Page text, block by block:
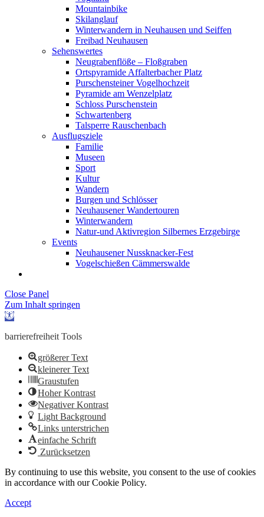
Mountainbike
Skilanglauf
Winterwandern in Neuhausen und Seiffen
Freibad Neuhausen
Sehenswertes
Neugrabenflöße – Floßgraben
Ortspyramide Affalterbacher Platz
Purschensteiner Vogelhochzeit
Pyramide am Wenzelplatz
Schloss Purschenstein
Schwartenberg
Talsperre Rauschenbach
Ausflugsziele
Familie
Museen
Sport
Kultur
Wandern
Burgen und Schlösser
Neuhausener Wandertouren
Winterwandern
Natur-und Aktivregion Silbernes Erzgebirge
Events
Neuhausener Nussknacker-Fest
Vogelschießen Cämmerswalde
Close Panel
Zum Inhalt springen
Werkzeugleiste
barrierefreiheit Tools
größerer Text
kleinerer Text
Graustufen
Hoher Kontrast
Negativer Kontrast
Light Background
Links unterstrichen
einfache Schrift
Zurücksetzen
By continuing to use this website, you consent to the use of cookies
in accordance with our Cookie Policy.
Accept